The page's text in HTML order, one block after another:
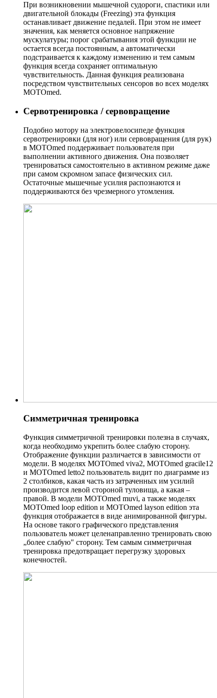
При возникновении мышечной судороги, спастики или
двигательной блокады (Freezing) эта функция
останавливает движение педалей. При этом не имеет
значения, как меняется основное напряжение
мускулатуры; порог срабатывания этой функции не
остается всегда постоянным, а автоматически
подстраивается к каждому изменению и тем самым
функция всегда сохраняет оптимальную
чувствительность. Данная функция реализована
посредством чувствительных сенсоров во всех моделях
MOTOmed.
Сервотренировка / сервовращение
Подобно мотору на электровелосипеде функция
сервотренировки (для ног) или сервовращения (для рук)
в MOTOmed поддерживает пользователя при
выполнении активного движения. Она позволяет
тренироваться самостоятельно в активном режиме даже
при самом скромном запасе физических сил.
Остаточные мышечные усилия распознаются и
поддерживаются без чрезмерного утомления.
Симметричная тренировка
Функция симметричной тренировки полезна в случаях,
когда необходимо укрепить более слабую сторону.
Отображение функции различается в зависимости от
модели. В моделях MOTOmed viva2, MOTOmed gracile12
и MOTOmed letto2 пользователь видит по диаграмме из
2 столбиков, какая часть из затраченных им усилий
производится левой стороной туловища, а какая –
правой. В модели MOTOmed muvi, а также моделях
MOTOmed loop edition и MOTOmed layson edition эта
функция отображается в виде анимированной фигуры.
На основе такого графического представления
пользователь может целенаправленно тренировать свою
„более слабую" сторону. Тем самым симметричная
тренировка предотвращает перегрузку здоровых
конечностей.